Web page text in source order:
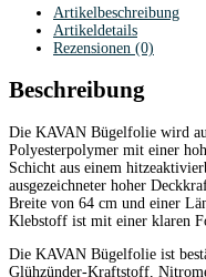
Artikelbeschreibung
Artikeldetails
Rezensionen (0)
Beschreibung
Die KAVAN Bügelfolie wird
Polyesterpolymer mit einer
Schicht aus einem
ausgezeichneter hoher
Breite von 64 cm und einer
Klebstoff ist mit einer klaren
Die KAVAN Bügelfolie ist
Glühzünder-Kraftstoff,